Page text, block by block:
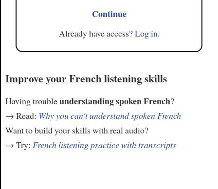
Continue
Already have access?Log in.
Improve your French listening skills
Having troubleunderstanding spoken French?
→ Read: Why you can't understand spoken French
Want to build your skills with real audio?
→ Try: French listening practice with transcripts